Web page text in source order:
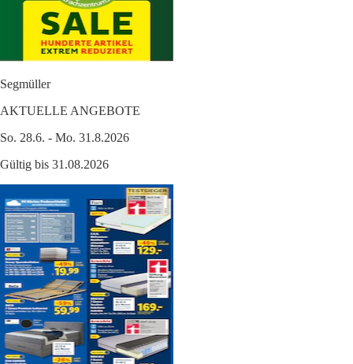
Segmüller
AKTUELLE ANGEBOTE
So. 28.6. - Mo. 31.8.2026
Gültig bis 31.08.2026